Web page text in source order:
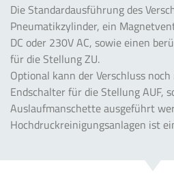
Die Standardausführung des
Pneumatikzylinder, ein
DC oder 230V AC, sowie einen
für die Stellung ZU.
Optional kann der Verschluss
Endschalter für die Stellung AUF,
Auslaufmanschette ausgeführt
Hochdruckreinigungsanlagen ist